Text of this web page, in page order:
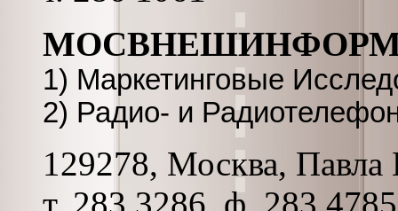
1) Маркетинговые
2) Радио- и
129278, Москва, Павла